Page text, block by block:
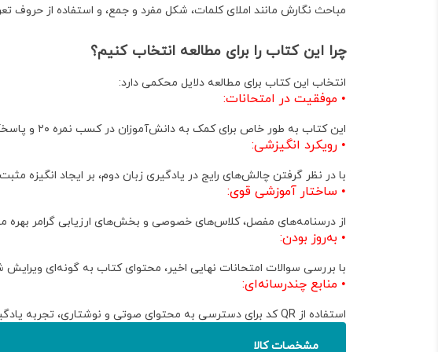
مباحث نگارش مانند املای کلمات، شکل مفرد و جمع، و استفاده از حروف
چرا این کتاب را برای مطالعه انتخاب کنیم؟
انتخاب این کتاب برای مطالعه دلایل محکمی دارد:
• موفقیت در امتحانات:
این کتاب به طور خاص برای کمک به دانش‌آموزان در کسب نمره ۲۰ و پاسخگویی آسان به تمام انواع سوالات امتحانی طراحی شده است .
• رویکرد انگیزشی:
با در نظر گرفتن چالش‌های رایج در یادگیری زبان دوم، بر ایجاد انگیزه
• ساختار آموزشی قوی:
از درسنامه‌های مفصل، کلاس‌های خصوصی و بخش‌های ارزیابی گرامر بهره
• به‌روز بودن:
با بررسی سوالات امتحانات نهایی اخیر، محتوای کتاب به گونه‌ای
• منابع چندرسانه‌ای:
استفاده از QR کد برای دسترسی به محتوای صوتی و نوشتاری، تجربه یادگیری را غنی‌تر و جذاب‌تر می‌سازد .
مشخصات کالا